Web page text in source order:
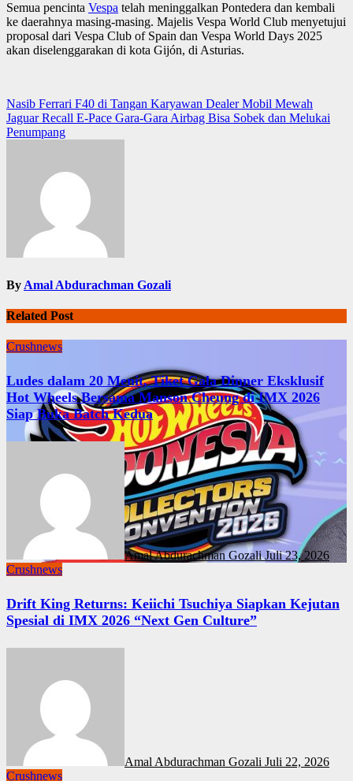
Semua pencinta Vespa telah meninggalkan Pontedera dan kembali
ke daerahnya masing-masing. Majelis Vespa World Club menyetujui
proposal dari Vespa Club of Spain dan Vespa World Days 2025
akan diselenggarakan di kota Gijón, di Asturias.
Navigasi
pos
Nasib Ferrari F40 di Tangan Karyawan Dealer Mobil Mewah
Jaguar Recall E-Pace Gara-Gara Airbag Bisa Sobek dan Melukai
Penumpang
By Amal Abdurachman Gozali
Related Post
Crushnews
Ludes dalam 20 Menit, Tiket Gala Dinner Eksklusif
Hot Wheels Bersama Manson Cheung di IMX 2026
Siap Buka Batch Kedua
Amal Abdurachman GozaliJuli 23, 2026
Crushnews
Drift King Returns: Keiichi Tsuchiya Siapkan Kejutan
Spesial di IMX 2026 “Next Gen Culture”
Amal Abdurachman Gozali Juli 22, 2026
Crushnews